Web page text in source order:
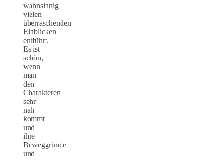
wahnsinnig
vielen
überraschenden
Einblicken
entführt.
Es ist
schön,
wenn
man
den
Charakteren
sehr
nah
kommt
und
ihre
Beweggründe
und